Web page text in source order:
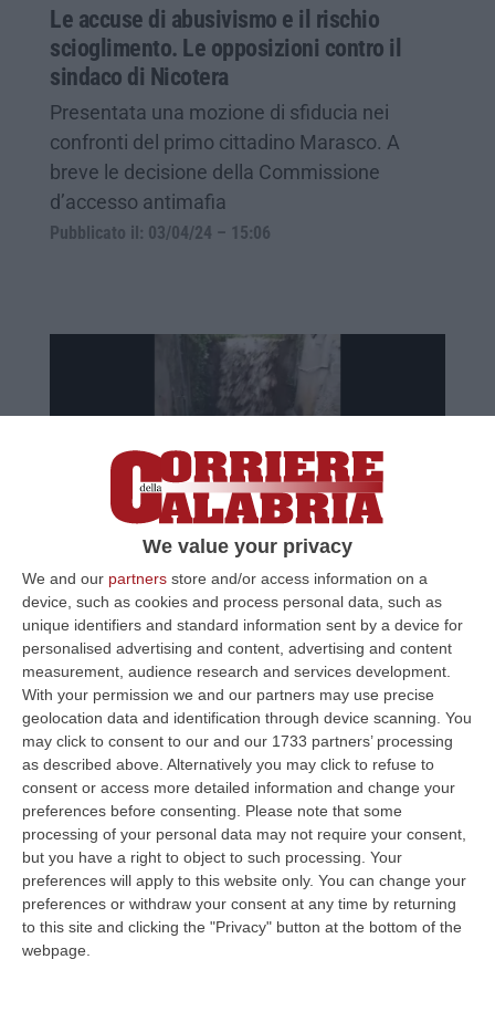
We value your privacy
We and our partners store and/or access information on a
device, such as cookies and process personal data, such as
unique identifiers and standard information sent by a device for
personalised advertising and content, advertising and content
measurement, audience research and services development.
With your permission we and our partners may use precise
geolocation data and identification through device scanning. You
may click to consent to our and our 1733 partners’ processing
as described above. Alternatively you may click to refuse to
consent or access more detailed information and change your
preferences before consenting.
Please note that some
processing of your personal data may not require your consent,
but you have a right to object to such processing. Your
preferences will apply to this website only. You can change your
preferences or withdraw your consent at any time by returning
to this site and clicking the "Privacy" button at the bottom of the
webpage.
Le accuse di abusivismo e il rischio
scioglimento. Le opposizioni contro il
sindaco di Nicotera
Presentata una mozione di sfiducia nei
confronti del primo cittadino Marasco. A
breve le decisione della Commissione
d’accesso antimafia
Pubblicato il: 03/04/24 – 15:06
Inquinamento, il sindaco di Nicotera:
«Ecco cosa succede dopo ogni
precipitazione» – VIDEO
Marasco pubblica un filmato sui social:
«Cosa volete che possa arrivare a mare?
Acqua minerale?»
Pubblicato il: 29/06/23 – 19:19